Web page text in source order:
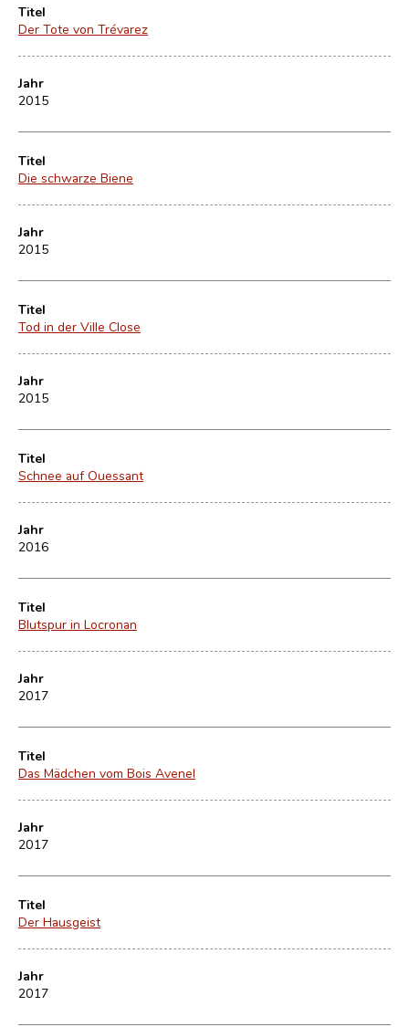
Titel
Der Tote von Trévarez
Jahr
2015
Titel
Die schwarze Biene
Jahr
2015
Titel
Tod in der Ville Close
Jahr
2015
Titel
Schnee auf Ouessant
Jahr
2016
Titel
Blutspur in Locronan
Jahr
2017
Titel
Das Mädchen vom Bois Avenel
Jahr
2017
Titel
Der Hausgeist
Jahr
2017